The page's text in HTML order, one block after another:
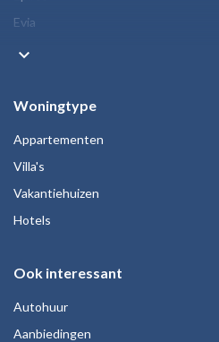
Evia
keyboard_arrow_down
Woningtype
Appartementen
Villa's
Vakantiehuizen
Hotels
Ook interessant
Autohuur
Aanbiedingen